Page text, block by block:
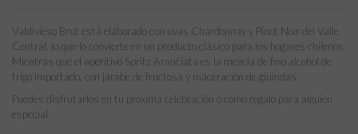
Valdivieso Brut está elaborado con uvas Chardonnay y Pinot Noir del Valle
Central, lo que lo convierte en un producto clásico para los hogares chilenos.
Mientras que el aperitivo Spritz Aranciata es la mezcla de fino alcohol de
trigo importado, con jarabe de fructosa y maceración de giuindas.
Puedes disfrutarlos en tu próxima celebración o como regalo para alguien
especial.